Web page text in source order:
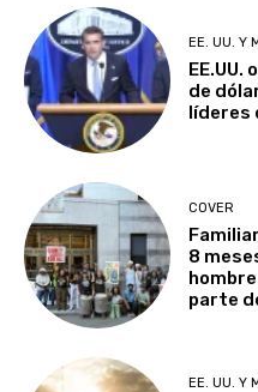
EE. UU. Y
EE.UU.
de
líderes
COVER
8
parte
EE. UU. Y